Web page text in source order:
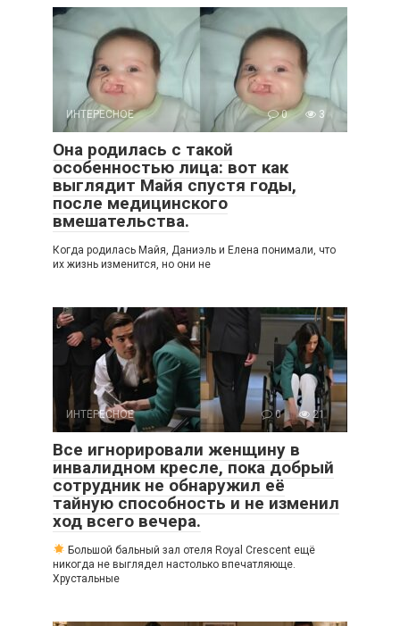
ИНТЕРЕСНОЕ 0 3
Она родилась с такой
особенностью лица: вот как
выглядит Майя спустя годы,
после медицинского
вмешательства.
Когда родилась Майя, Даниэль и Елена понимали, что
их жизнь изменится, но они не
ИНТЕРЕСНОЕ 0 21
Все игнорировали женщину в
инвалидном кресле, пока добрый
сотрудник не обнаружил её
тайную способность и не изменил
ход всего вечера.
Большой бальный зал отеля Royal Crescent ещё
никогда не выглядел настолько впечатляюще.
Хрустальные